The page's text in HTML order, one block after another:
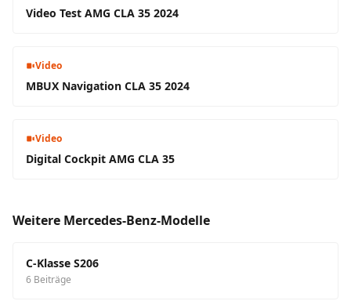
Video Test AMG CLA 35 2024
Video
MBUX Navigation CLA 35 2024
Video
Digital Cockpit AMG CLA 35
Weitere Mercedes-Benz-Modelle
C-Klasse S206
6 Beiträge